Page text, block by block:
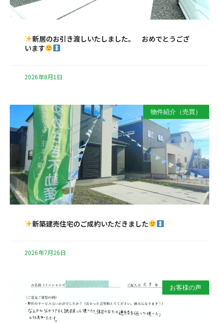
新居のお引き渡しいたしました。 おめでとうござ
います
2026年8月1日
物件紹介（売買）
新築建売住宅のご成約いただきました
2026年7月26日
お客様の声